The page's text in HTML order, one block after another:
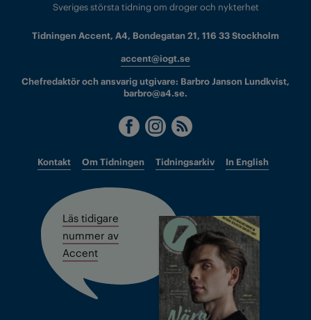
Sveriges största tidning om droger och nykterhet
Tidningen Accent, A4, Bondegatan 21, 116 33 Stockholm
accent@iogt.se
Chefredaktör och ansvarig utgivare: Barbro Janson Lundkvist,
barbro@a4.se.
Kontakt Om Tidningen Tidningsarkiv In English
Läs tidigare
nummer av
Accent